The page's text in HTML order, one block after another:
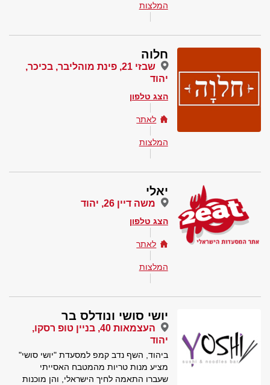
המלצות
חלוה
שבזי 21, פינת מוהליבר, בכיכר,
יהוד
הצג טלפון
לאתר
המלצות
יאלי
משה דיין 26, יהוד
הצג טלפון
לאתר
המלצות
יושי סושי ונודלס בר
העצמאות 40, בניין טופ רסקו,
יהוד
ביהוד, השף נדב קמפ למסעדת "יושי סושי"
מציע מנות טריות מהמטבח האסייתי
שעברו התאמה לחיך הישראלי, והן מוכנות